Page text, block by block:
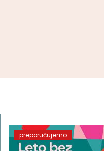
preporučujemo